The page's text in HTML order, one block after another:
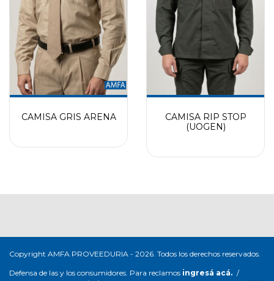
CAMISA GRIS ARENA
CAMISA RIP STOP
(UOGEN)
Copyright AMFA PROVEEDURIA - 2026. Todos los derechos reservados.
Defensa de las y los consumidores. Para reclamos ingresá acá. /